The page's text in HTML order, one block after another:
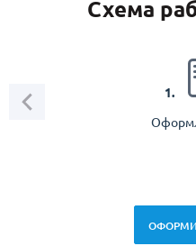
Схема
1.